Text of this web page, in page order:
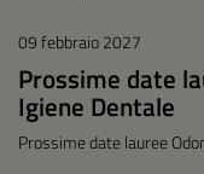
09 febbraio 2027
Prossime date
Igiene Dentale
Prossime date lauree